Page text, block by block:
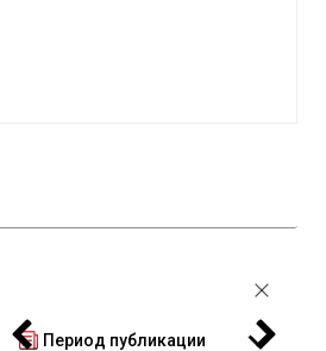
Период публикации